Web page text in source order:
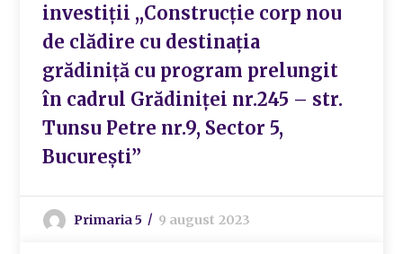
investiții ,,Construcție corp nou
de clădire cu destinația
grădiniță cu program prelungit
în cadrul Grădiniței nr.245 – str.
Tunsu Petre nr.9, Sector 5,
București”
Primaria 5 9 august 2023